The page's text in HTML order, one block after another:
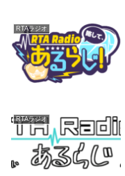
RTAラジオ
RTAラジオ